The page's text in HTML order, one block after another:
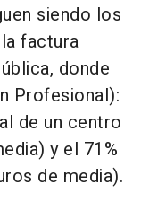
siendo los
factura
donde
Profesional):
de un centro
y el 71%
de media).